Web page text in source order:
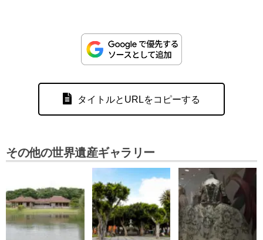
タイトルとURLをコピーする
その他の世界遺産ギャラリー